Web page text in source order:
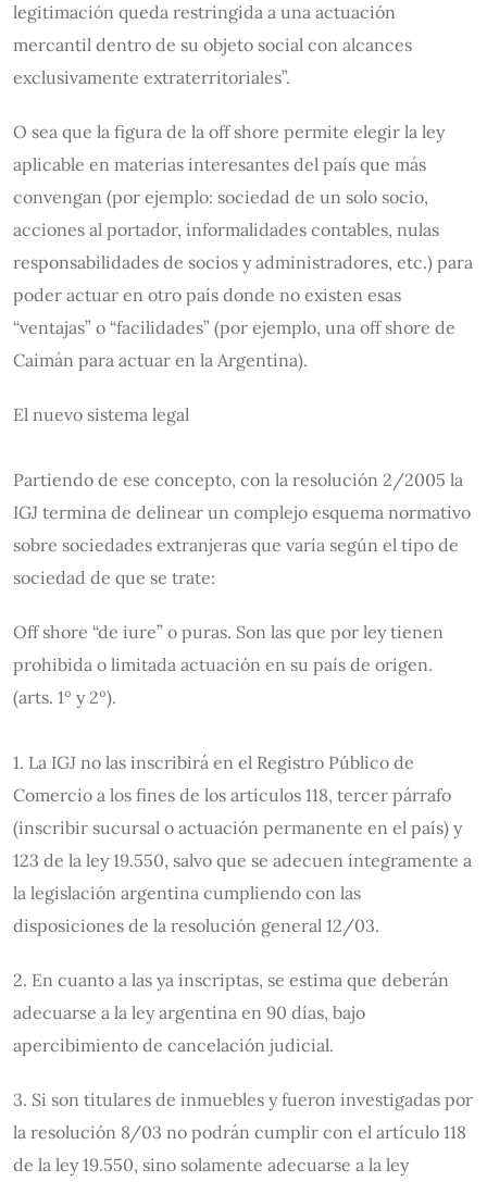
legitimación queda restringida a una actuación
mercantil dentro de su objeto social con alcances
exclusivamente extraterritoriales”.
O sea que la figura de la off shore permite elegir la ley
aplicable en materias interesantes del país que más
convengan (por ejemplo: sociedad de un solo socio,
acciones al portador, informalidades contables, nulas
responsabilidades de socios y administradores, etc.) para
poder actuar en otro país donde no existen esas
“ventajas” o “facilidades” (por ejemplo, una off shore de
Caimán para actuar en la Argentina).
El nuevo sistema legal
Partiendo de ese concepto, con la resolución 2/2005 la
IGJ termina de delinear un complejo esquema normativo
sobre sociedades extranjeras que varía según el tipo de
sociedad de que se trate:
Off shore “de iure” o puras. Son las que por ley tienen
prohibida o limitada actuación en su país de origen.
(arts. 1º y 2º).
1. La IGJ no las inscribirá en el Registro Público de
Comercio a los fines de los artículos 118, tercer párrafo
(inscribir sucursal o actuación permanente en el país) y
123 de la ley 19.550, salvo que se adecuen íntegramente a
la legislación argentina cumpliendo con las
disposiciones de la resolución general 12/03.
2. En cuanto a las ya inscriptas, se estima que deberán
adecuarse a la ley argentina en 90 días, bajo
apercibimiento de cancelación judicial.
3. Si son titulares de inmuebles y fueron investigadas por
la resolución 8/03 no podrán cumplir con el artículo 118
de la ley 19.550, sino solamente adecuarse a la ley